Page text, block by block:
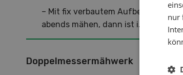
– Mit fix verbautem Aufbereiter: vor
abends mähen, dann ist i. d. R. das
Doppelmessermähwerk
nur